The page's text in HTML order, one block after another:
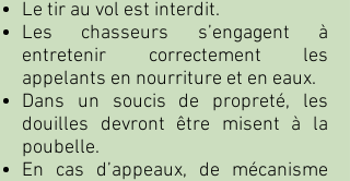
Le tir au vol est interdit.
Les chasseurs s’engagent à
entretenir correctement les
appelants en nourriture et en eaux.
Dans un soucis de propreté, les
douilles devront être misent à la
poubelle.
En cas d’appeaux, de mécanisme